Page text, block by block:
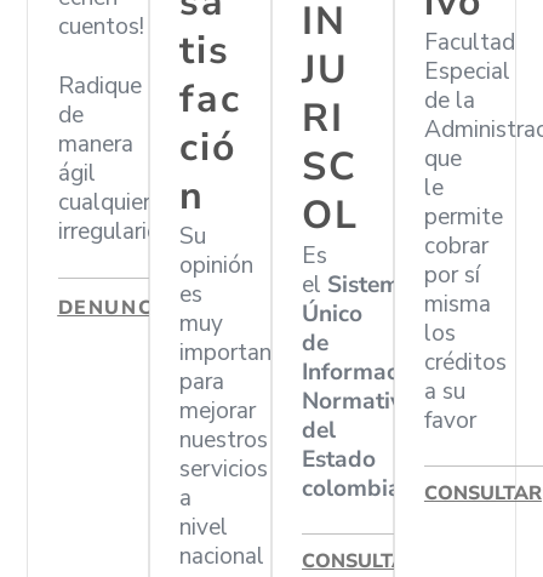
cuentos!
Radique
de
manera
ágil
cualquier
irregularidad
DENUNCIAR
tis
fac
ció
n
Su
opinión
es
muy
importante
para
mejorar
nuestros
servicios
a
nivel
nacional
IN
JU
RI
SC
OL
Es
el Sistema
Único
de
Información
Normativa
del
Estado
colombiano
CONSULTAR
Facultad
Especial
de la
que
le
permite
cobrar
por sí
misma
los
créditos
a su
favor
CONSULTAR